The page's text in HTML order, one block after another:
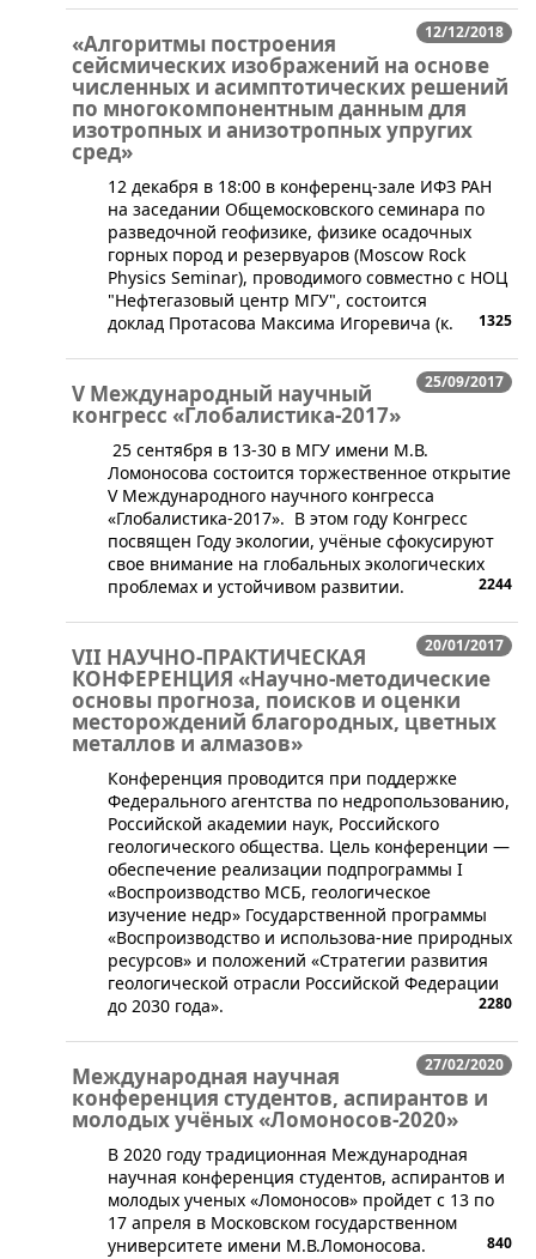
12/12/2018
«Алгоритмы построения
сейсмических изображений на основе
численных и асимптотических решений
по многокомпонентным данным для
изотропных и анизотропных упругих
сред»
​12 декабря в 18:00 в конференц-зале ИФЗ РАН
на заседании Общемосковского семинара по
разведочной геофизике, физике осадочных
горных пород и резервуаров (Moscow Rock
Physics Seminar), проводимого совместно с НОЦ
"Нефтегазовый центр МГУ", состоится
доклад Протасова Максима Игоревича​ (к.
1325
25/09/2017
V Международный научный
конгресс «Глобалистика-2017»
25 сентября в 13-30 в МГУ имени М.В.
Ломоносова состоится торжественное открытие
V Международного научного конгресса
«Глобалистика-2017». В этом году Конгресс
посвящен Году экологии, учёные сфокусируют
свое внимание на глобальных экологических
проблемах и устойчивом развитии.
2244
20/01/2017
VII НАУЧНО-ПРАКТИЧЕСКАЯ
КОНФЕРЕНЦИЯ «Научно-методические
основы прогноза, поисков и оценки
месторождений благородных, цветных
металлов и алмазов»
Конференция проводится при поддержке
Федерального агентства по недропользованию,
Российской академии наук, Российского
геологического общества. Цель конференции —
обеспечение реализации подпрограммы I
«Воспроизводство МСБ, геологическое
изучение недр» Государственной программы
«Воспроизводство и использова-ние природных
ресурсов» и положений «Стратегии развития
геологической отрасли Российской Федерации
до 2030 года».
2280
27/02/2020
Международная научная
конференция студентов, аспирантов и
молодых учёных «Ломоносов-2020»
В 2020 году традиционная Международная
научная конференция студентов, аспирантов и
молодых ученых «Ломоносов» пройдет с 13 по
17 апреля в Московском государственном
университете имени М.В.Ломоносова.
840